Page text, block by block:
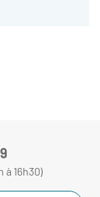
à 16h30)